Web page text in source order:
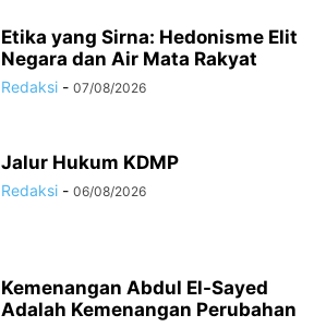
Etika yang Sirna: Hedonisme Elit
Negara dan Air Mata Rakyat
Redaksi - 07/08/2026
Jalur Hukum KDMP
Redaksi - 06/08/2026
Kemenangan Abdul El-Sayed
Adalah Kemenangan Perubahan